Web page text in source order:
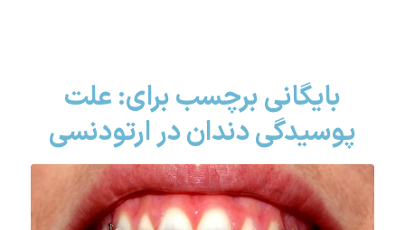
بایگانی برچسب برای:علت
پوسیدگی دندان در ارتودنسی